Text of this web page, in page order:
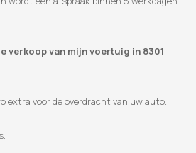
verkoop van mijn voertuig in 8301
extra voor de overdracht van uw auto.